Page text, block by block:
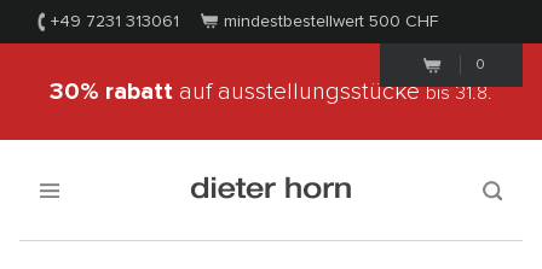
+49 7231 313061 mindestbestellwert 500 CHF
0
30% rabatt auf ausstellungsstückebis 31.8.